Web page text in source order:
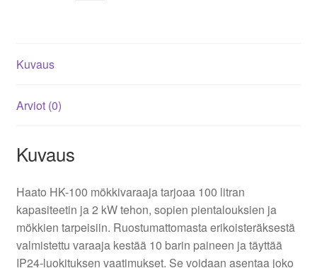
Kuvaus
Arviot (0)
Kuvaus
Haato HK-100 mökkivaraaja tarjoaa 100 litran
kapasiteetin ja 2 kW tehon, sopien pientalouksien ja
mökkien tarpeisiin. Ruostumattomasta erikoisteräksestä
valmistettu varaaja kestää 10 barin paineen ja täyttää
IP24-luokituksen vaatimukset. Se voidaan asentaa joko